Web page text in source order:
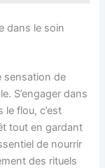
dans le soin
sensation de
S’engager dans
flou, c’est
tout en gardant
de nourrir
des rituels